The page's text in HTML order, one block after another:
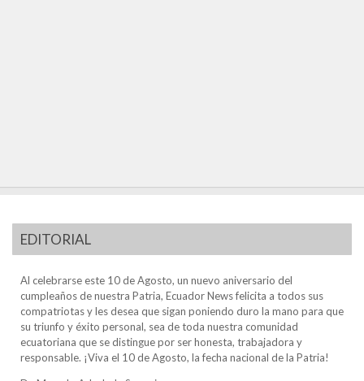
EDITORIAL
Al celebrarse este 10 de Agosto, un nuevo aniversario del
cumpleaños de nuestra Patria, Ecuador News felicita a todos sus
compatriotas y les desea que sigan poniendo duro la mano para que
su triunfo y éxito personal, sea de toda nuestra comunidad
ecuatoriana que se distingue por ser honesta, trabajadora y
responsable. ¡Viva el 10 de Agosto, la fecha nacional de la Patria!